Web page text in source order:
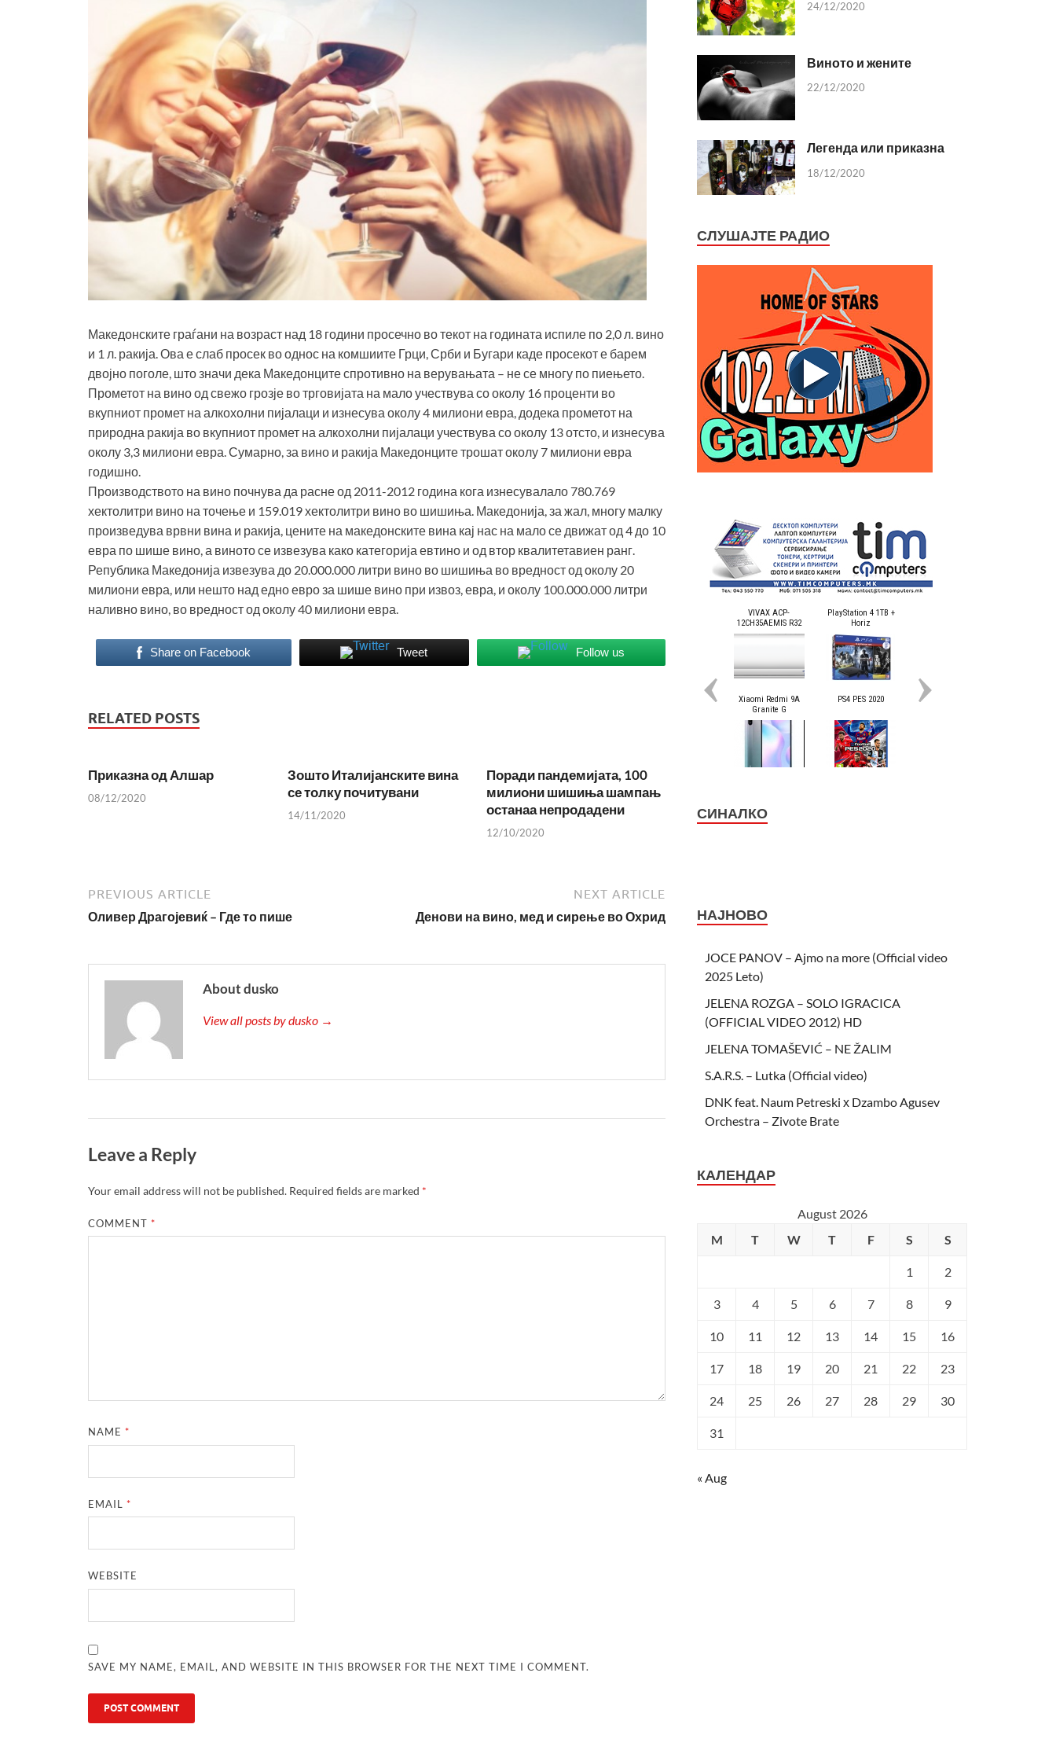
Македонските граѓани на возраст над 18 години просечно во текот на годината испиле по 2,0 л. вино
и 1 л. ракија. Ова е слаб просек во однос на комшиите Грци, Срби и Бугари каде просекот е барем
двојно поголе, што значи дека Македонците спротивно на верувањата – не се многу по пиењето.
Прометот на вино од свежо грозје во трговијата на мало учествува со околу 16 проценти во
вкупниот промет на алкохолни пијалаци и изнесува околу 4 милиони евра, додека прометот на
природна ракија во вкупниот промет на алкохолни пијалаци учествува со околу 13 отсто, и изнесува
околу 3,3 милиони евра. Сумарно, за вино и ракија Македонците трошат околу 7 милиони евра
годишно.
Производството на вино почнува да расне од 2011-2012 година кога изнесувалало 780.769
хектолитри вино на точење и 159.019 хектолитри вино во шишиња. Македонија, за жал, многу малку
произведува врвни вина и ракија, цените на македонските вина кај нас на мало се движат од 4 до 10
евра по шише вино, а виното се извезува како категорија евтино и од втор квалитетавиен ранг.
Република Македонија извезува до 20.000.000 литри вино во шишиња во вредност од околу 20
милиони евра, или нешто над едно евро за шише вино при извоз, евра, и околу 100.000.000 литри
наливно вино, во вредност од околу 40 милиони евра.
Share on Facebook Tweet Follow us
RELATED POSTS
Приказна од Алшар
08/12/2020
Зошто Италијанските вина
се толку почитувани
14/11/2020
Поради пандемијата, 100
милиони шишиња шампањ
останаа непродадени
12/10/2020
PREVIOUS ARTICLE
Оливер Драгојевиќ – Где то пише
NEXT ARTICLE
Денови на вино, мед и сирење во Охрид
About dusko
View all posts by dusko →
Leave a Reply
Your email address will not be published. Required fields are marked *
COMMENT*
NAME*
EMAIL*
WEBSITE
SAVE MY NAME, EMAIL, AND WEBSITE IN THIS BROWSER FOR THE NEXT TIME I COMMENT.
24/12/2020
Виното и жените
22/12/2020
Легенда или приказна
18/12/2020
СЛУШАЈТЕ РАДИО
СИНАЛКО
НАЈНОВО
JOCE PANOV – Ajmo na more (Official video
2025 Leto)
JELENA ROZGA – SOLO IGRACICA
(OFFICIAL VIDEO 2012) HD
JELENA TOMAŠEVIĆ – NE ŽALIM
S.A.R.S. – Lutka (Official video)
DNK feat. Naum Petreski х Dzambo Agusev
Orchestra – Zivote Brate
КАЛЕНДАР
August 2026
M
T W T F S S
1 2
3 4 5 6 7 8 9
10 11 12 13 14 15 16
17 18 19 20 21 22 23
24 25 26 27 28 29 30
31
« Aug